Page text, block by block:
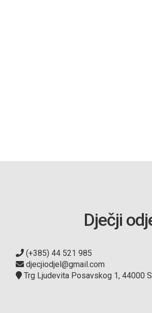
Dječji
(+385) 44 521 985
djecjiodjel@gmail.com
Trg Ljudevita Posavskog 1, 44000